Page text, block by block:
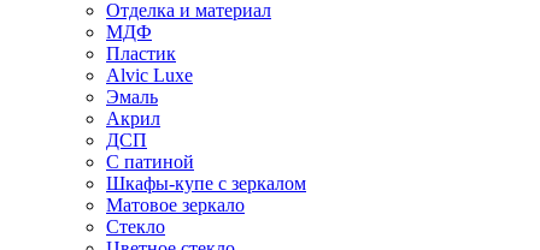
Отделка и материал
МДФ
Пластик
Alvic Luxe
Эмаль
Акрил
ДСП
С патиной
Шкафы-купе с зеркалом
Матовое зеркало
Стекло